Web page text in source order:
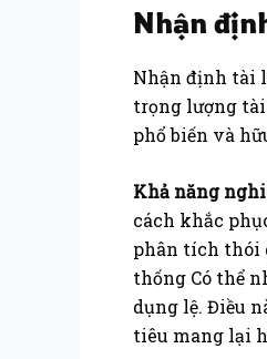
Nhận
Nhận định tài
trọng lượng
phổ biến và
Khả năng
cách khắc
phân tích thói
thống Có thể
dụng lệ. Điều
tiêu mang lại